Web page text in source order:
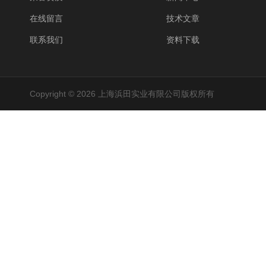
在线留言
联系我们
技术文章
资料下载
Copyright © 2026 上海浜田实业有限公司版权所有